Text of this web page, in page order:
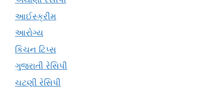
આઈસ્ક્રીમ
આરોગ્ય
કિચન ટિપ્સ
ગુજરાતી રેસિપી
ચટણી રેસિપી